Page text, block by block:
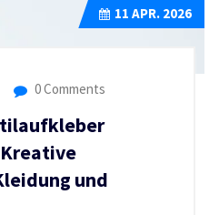
11 APR. 2026
0 Comments
und